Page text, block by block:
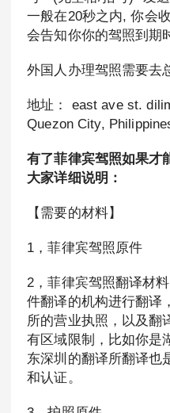
一般在20秒之内, 你会
会告知你你的驾照到期
外国人办理驾照需要去
地址： east ave st.
Quezon City,
有了菲律宾驾照如果才
大家详细说明：
【需要的材料】
1，菲律宾驾照原件
2，菲律宾驾照翻译材
件翻译的机构进行翻译
所的营业执照，以及翻
有区域限制，比如你是
东深圳的翻译所翻译也
和认证。